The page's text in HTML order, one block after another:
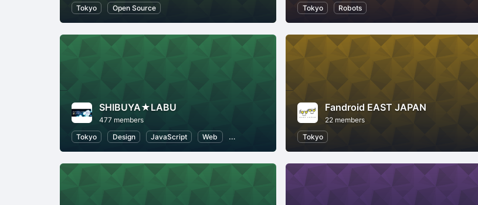
Tokyo
Open Source
Tokyo
Robots
SHIBUYA★LABU
477 members
Tokyo
Design JavaScript Web WordPress
Fandroid EAST JAPAN
22 members
Tokyo